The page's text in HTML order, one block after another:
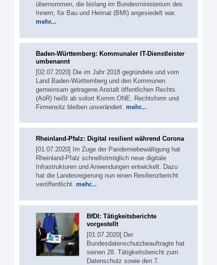
übernommen, die bislang im Bundesministerium des
Innern, für Bau und Heimat (BMI) angesiedelt war.
mehr...
Baden-Württemberg: Kommunaler IT-Dienstleister
umbenannt
[02.07.2020] Die im Jahr 2018 gegründete und vom
Land Baden-Württemberg und den Kommunen
gemeinsam getragene Anstalt öffentlichen Rechts
(AöR) heißt ab sofort Komm.ONE. Rechtsform und
Firmensitz bleiben unverändert. mehr...
Rheinland-Pfalz: Digital resilient während Corona
[01.07.2020] Im Zuge der Pandemiebewältigung hat
Rheinland-Pfalz schnellstmöglich neue digitale
Infrastrukturen und Anwendungen entwickelt. Dazu
hat die Landesregierung nun einen Resilienzbericht
veröffentlicht. mehr...
BfDI: Tätigkeitsberichte
vorgestellt
[01.07.2020] Der
Bundesdatenschutzbeauftragte hat
seinen 28. Tätigkeitsbericht zum
Datenschutz sowie den 7.